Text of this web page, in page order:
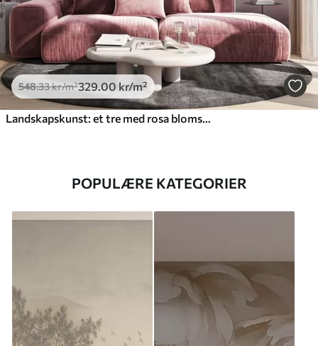
548.33kr/m²329.00 kr/m²
Landskapskunst: et tre med rosa blomster, en innsjø og tåkete fjell i bakgrunnen
POPULÆRE KATEGORIER